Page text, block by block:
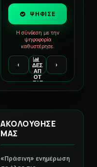
ΨΗΦΙΣΕ
Η σύνδεση με την
ψηφοφορία
καθυστέρησε.
‹
ΔΕΣ
ΑΠ
ΟΤ
ΕΛΕ
›
ΑΚΟΛΟΥΘΗΣΕ
ΜΑΣ
«Πράσινη» ενημέρωση